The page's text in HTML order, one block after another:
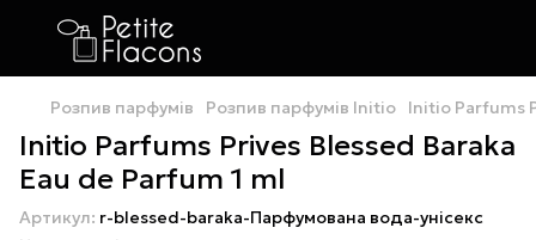
Розпив парфумів Розпив парфумів Initio Initio Parfums
Initio Parfums Prives Blessed Baraka
Eau de Parfum 1 ml
Артикул: r-blessed-baraka-Парфумована вода-унісекс